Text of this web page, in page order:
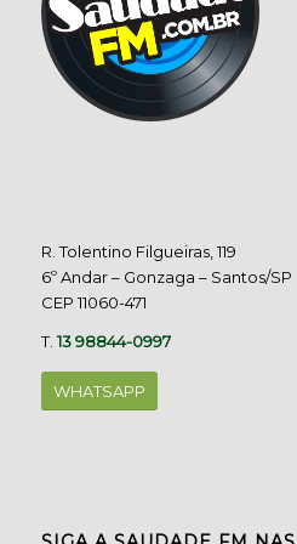
R. Tolentino Filgueiras, 119
6º Andar – Gonzaga – Santos/SP
CEP 11060-471
T.13 98844-0997
WHATSAPP